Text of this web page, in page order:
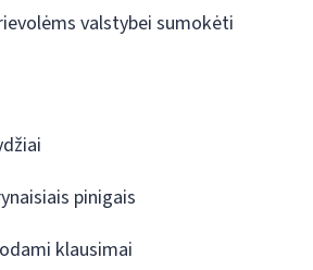
valstybei sumokėti
pinigais
klausimai